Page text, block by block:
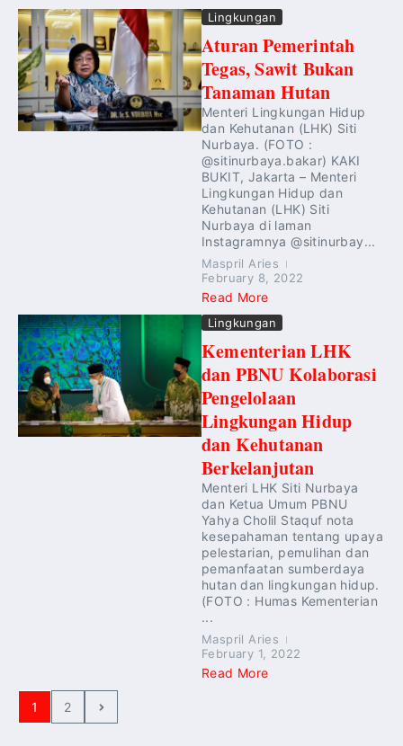
Lingkungan
Aturan Pemerintah
Tegas, Sawit Bukan
Tanaman Hutan
Menteri Lingkungan Hidup
dan Kehutanan (LHK) Siti
Nurbaya. (FOTO :
@sitinurbaya.bakar) KAKI
BUKIT, Jakarta – Menteri
Lingkungan Hidup dan
Kehutanan (LHK) Siti
Nurbaya di laman
Instagramnya @sitinurbay...
Maspril Aries
February 8, 2022
Read More
Lingkungan
Kementerian LHK
dan PBNU Kolaborasi
Pengelolaan
Lingkungan Hidup
dan Kehutanan
Berkelanjutan
Menteri LHK Siti Nurbaya
dan Ketua Umum PBNU
Yahya Cholil Staquf nota
kesepahaman tentang upaya
pelestarian, pemulihan dan
pemanfaatan sumberdaya
hutan dan lingkungan hidup.
(FOTO : Humas Kementerian
...
Maspril Aries
February 1, 2022
Read More
1 2